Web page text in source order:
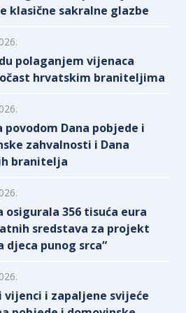
klasične sakralne glazbe
polaganjem vijenaca
hrvatskim braniteljima
povodom Dana pobjede i
zahvalnosti i Dana
branitelja
osigurala 356 tisuća eura
sredstava za projekt
djeca punog srca“
vijenci i zapaljene svijeće